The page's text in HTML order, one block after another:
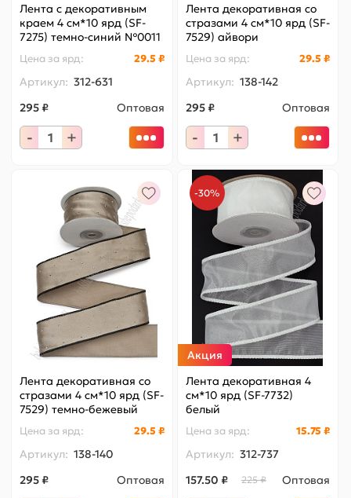
Лента с декоративным
краем 4 см*10 ярд (SF-
7275) темно-синий №0011
Цена за ярд: 29.5 ₽
Артикул: 312-631
295 ₽
Оптовая
- +
Лента декоративная со
стразами 4 см*10 ярд (SF-
7529) айвори
Цена за ярд: 29.5 ₽
Артикул: 138-142
295 ₽
Оптовая
- +
Лента декоративная со
стразами 4 см*10 ярд (SF-
7529) темно-бежевый
Цена за ярд: 29.5 ₽
Артикул: 138-140
295 ₽
Оптовая
-30%
Акция
Лента декоративная 4
см*10 ярд (SF-7732)
белый
Цена за ярд: 15.75 ₽
Артикул: 312-737
157.50 ₽
225 ₽ Оптовая